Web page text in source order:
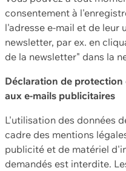
consentement à
l'adresse e-mail et de leur
newsletter, par ex. en
de la newsletter" dans la
Déclaration de
aux e-mails publicitaires
L'utilisation des données
cadre des mentions
publicité et de matériel
demandés est interdite.